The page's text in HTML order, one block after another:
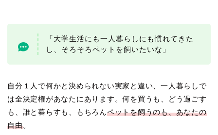
「大学生活にも一人暮らしにも慣れてきた
し、そろそろペットを飼いたいな」
自分１人で何かと決められない実家と違い、一人暮らしで
は全決定権があなたにあります。何を買うも、どう過ごす
も、誰と暮らすも、もちろんペットを飼うのも、あなたの
自由。